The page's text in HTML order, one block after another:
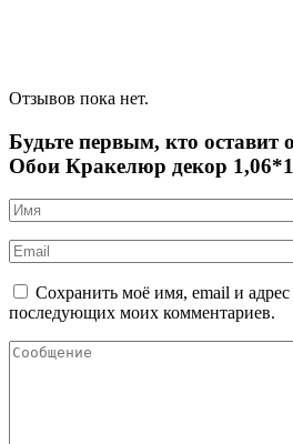
Отзывов пока нет.
Будьте первым, кто оставит
Обои Кракелюр декор
Сохранить моё имя, email и адрес
последующих моих комментариев.